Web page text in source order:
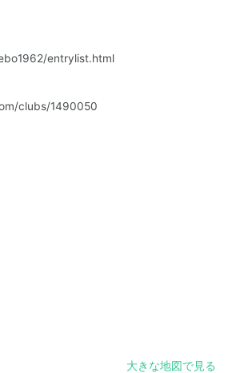
entrylist.html
clubs/1490050
大きな地図で見る